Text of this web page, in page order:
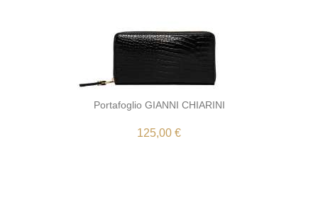
Portafoglio GIANNI CHIARINI
125,00 €